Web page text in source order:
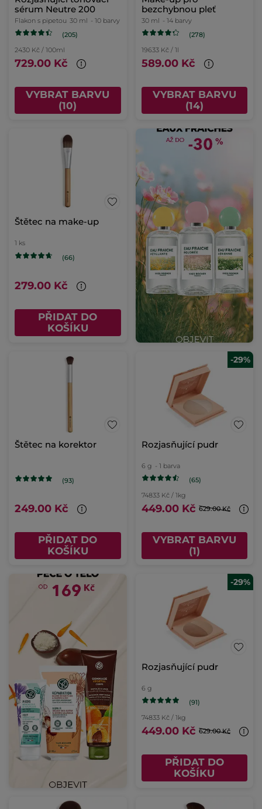
sérum Neutre 200
Flakon s pipetou 30 ml - 10 barvy
(205)
2430 Kč / 100ml
729.00 Kč
VYBRAT BARVU
(10)
bezchybnou pleť
30 ml - 14 barvy
(278)
19633 Kč / 1l
589.00 Kč
VYBRAT BARVU
(14)
Štětec na make-up
1 ks
(66)
279.00 Kč
PŘIDAT DO
KOŠÍKU
Štětec na korektor
(93)
249.00 Kč
PŘIDAT DO
KOŠÍKU
-29%
Rozjasňující pudr
6 g - 1 barva
(65)
74833 Kč / 1kg
449.00 Kč 629.00 Kč
VYBRAT BARVU
(1)
-29%
Rozjasňující pudr
6 g
(91)
74833 Kč / 1kg
449.00 Kč 629.00 Kč
PŘIDAT DO
KOŠÍKU